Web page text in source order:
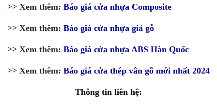
>> Xem thêm: Báo giá cửa nhựa Composite
>> Xem thêm: Báo giá cửa nhựa giả gỗ
>> Xem thêm: Báo giá cửa nhựa ABS Hàn Quốc
>> Xem thêm: Báo giá cửa thép vân gỗ mới nhất 2024
Thông tin liên hệ: